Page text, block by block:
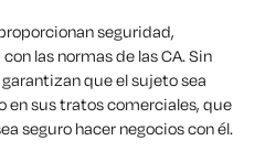
seguridad,
las normas de las CA. Sin
que el sujeto sea
en sus tratos comerciales, que
seguro hacer negocios con él.